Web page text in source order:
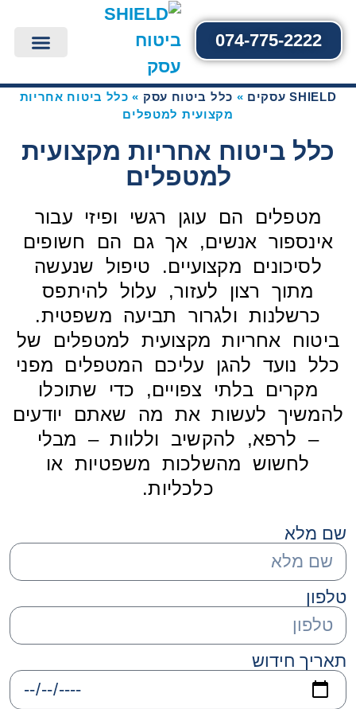
074-775-2222
SHIELD עסקים » כלל ביטוח עסק » כלל ביטוח אחריות
מקצועית למטפלים
כלל ביטוח אחריות מקצועית
למטפלים
מטפלים הם עוגן רגשי ופיזי עבור
אינספור אנשים, אך גם הם חשופים
לסיכונים מקצועיים. טיפול שנעשה
מתוך רצון לעזור, עלול להיתפס
כרשלנות ולגרור תביעה משפטית.
ביטוח אחריות מקצועית למטפלים של
כלל נועד להגן עליכם המטפלים מפני
מקרים בלתי צפויים, כדי שתוכלו
להמשיך לעשות את מה שאתם יודעים
– לרפא, להקשיב וללוות – מבלי
לחשוש מהשלכות משפטיות או
כלכליות.
שם מלא
טלפון
תאריך חידוש